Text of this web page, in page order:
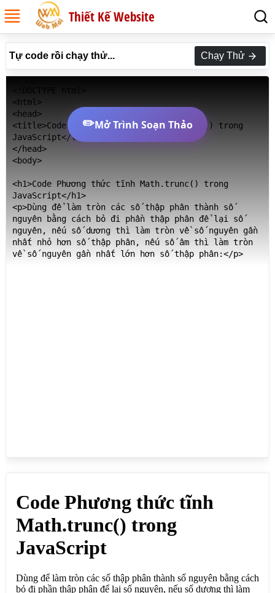
Thiết Kế Website
Tự code rồi chạy thử... Chạy Thử
<html>
<head>
<title>Code Phương thức tĩnh Math.trunc() trong
JavaScript</title>
</head>
<body>
<h1>Code Phương thức tĩnh Math.trunc() trong
JavaScript</h1>
<p>Dùng để làm tròn các số thập phân thành số
nguyên bằng cách bỏ đi phần thập phân để lại số
nguyên, nếu số dương thì làm tròn về số nguyên gần
nhất nhỏ hơn số thập phân, nếu số âm thì làm tròn
về số nguyên gần nhất lớn hơn số thập phân:</p>
✏️Mở Trình Soạn Thảo